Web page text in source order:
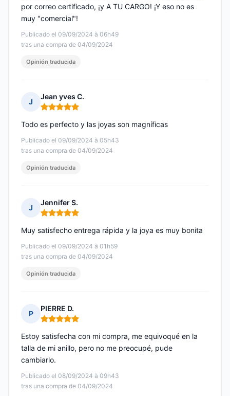
Publicado el 09/09/2024 à 06h49
tras una compra de 04/09/2024
por correo certificado, ¡y A TU CARGO! ¡Y eso no es
muy "comercial"!
Opinión traducida
J
Jean yves C.
Nota: 5 de 5
Publicado el 09/09/2024 à 05h43
tras una compra de 04/09/2024
Todo es perfecto y las joyas son magníficas
Opinión traducida
J
Jennifer S.
Nota: 5 de 5
Publicado el 09/09/2024 à 01h59
tras una compra de 04/09/2024
Muy satisfecho entrega rápida y la joya es muy bonita
Opinión traducida
P
PIERRE D.
Nota: 5 de 5
Publicado el 08/09/2024 à 09h43
tras una compra de 04/09/2024
Estoy satisfecha con mi compra, me equivoqué en la
talla de mi anillo, pero no me preocupé, pude
cambiarlo.